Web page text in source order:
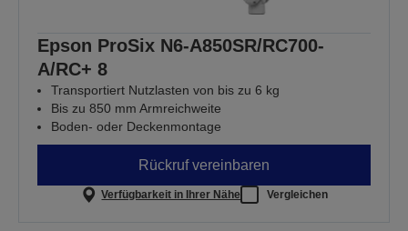
Epson ProSix N6-A850SR/RC700-
A/RC+ 8
Transportiert Nutzlasten von bis zu 6 kg
Bis zu 850 mm Armreichweite
Boden- oder Deckenmontage
Rückruf vereinbaren
Verfügbarkeit in Ihrer Nähe Vergleichen